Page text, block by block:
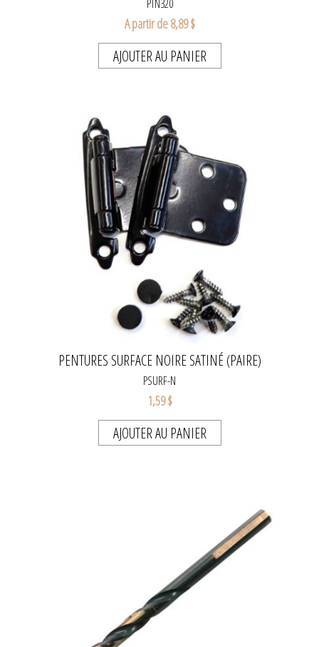
PTN320
A partir de 8,89 $
AJOUTER AU PANIER
PENTURES SURFACE NOIRE SATINÉ (PAIRE)
PSURF-N
1,59 $
AJOUTER AU PANIER